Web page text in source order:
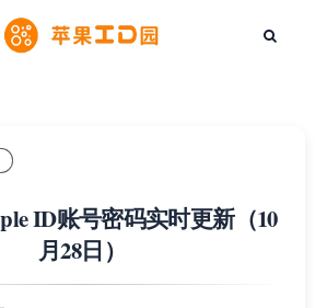
ID账号密码实时更新（10
月28日）